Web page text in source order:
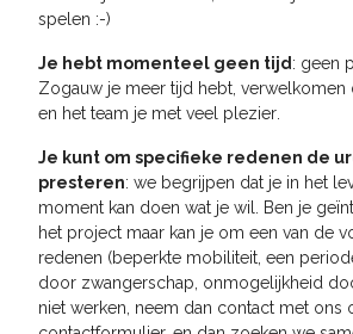
spelen :-)
Je hebt momenteel geen tijd : geen
Zogauw je meer tijd hebt, verwelkomen
en het team je met veel plezier
Je kunt om specifieke redenen de
presteren: we begrijpen dat je in het
moment kan doen wat je wil. Ben je
het project maar kan je om een ​​van de
redenen (beperkte mobiliteit, een
door zwangerschap, onmogelijkheid
niet werken, neem dan contact met ons